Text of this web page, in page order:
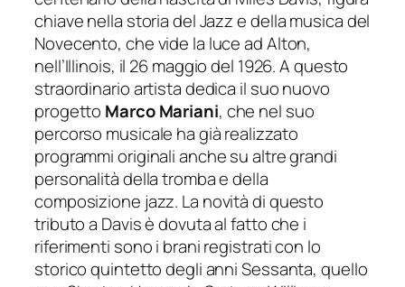
chiave nella storia del Jazz e della musica del
Novecento, che vide la luce ad Alton,
nell’Illinois, il 26 maggio del 1926. A questo
straordinario artista dedica il suo nuovo
progetto Marco Mariani, che nel suo
percorso musicale ha già realizzato
programmi originali anche su altre grandi
personalità della tromba e della
composizione jazz. La novità di questo
tributo a Davis è dovuta al fatto che i
riferimenti sono i brani registrati con lo
storico quintetto degli anni Sessanta, quello